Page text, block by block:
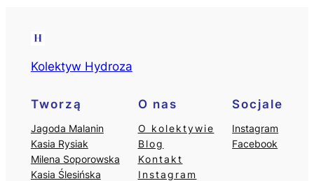
Kolektyw Hydroza
Tworzą
Jagoda Malanin
Kasia Rysiak
Milena Soporowska
Kasia Ślesińska
O nas
O kolektywie
Blog
Kontakt
Instagram
Socjale
Instagram
Facebook